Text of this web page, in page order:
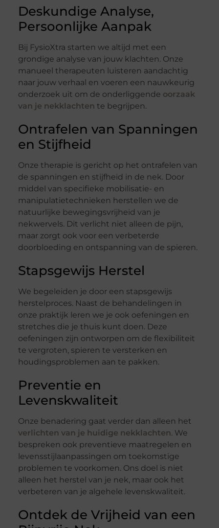
Deskundige Analyse,
Persoonlijke Aanpak
Bij FysioXtra starten we altijd met een
grondige analyse van jouw klachten. Onze
manueel therapeuten luisteren aandachtig
naar jouw verhaal en voeren een nauwkeurig
onderzoek uit om de onderliggende oorzaak
van je nekklachten te begrijpen.
Ontrafelen van Spanningen
en Stijfheid
Onze therapie is gericht op het ontrafelen van
de spanningen en stijfheid in de nek. Door
middel van specifieke mobilisatie- en
manipulatietechnieken herstellen we de
natuurlijke bewegingsvrijheid van je
nekwervels. Dit verlicht niet alleen de pijn,
maar zorgt ook voor een verbeterde
doorbloeding en ontspanning van de spieren.
Stapsgewijs Herstel
We begeleiden je door een stapsgewijs
herstelproces. Naast de behandelingen in
onze praktijk leren we je ook oefeningen en
stretches die je thuis kunt doen. Deze
oefeningen zijn ontworpen om de flexibiliteit
te vergroten, spieren te versterken en
houdingsproblemen aan te pakken.
Preventie en
Levenskwaliteit
Onze benadering gaat verder dan alleen het
verlichten van je huidige nekklachten. We
bespreken ook preventieve maatregelen en
levensstijlaanpassingen om toekomstige
problemen te voorkomen. Ons doel is niet
alleen het herstel van je nek, maar ook het
verbeteren van je algehele levenskwaliteit.
Ontdek de Vrijheid van een